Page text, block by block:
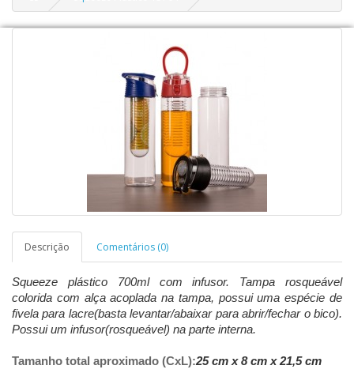
Descrição Comentários (0)
Squeeze plástico 700ml com infusor. Tampa rosqueável
colorida com alça acoplada na tampa, possui uma espécie de
fivela para lacre(basta levantar/abaixar para abrir/fechar o bico).
Possui um infusor(rosqueável) na parte interna.
Tamanho total aproximado (CxL):25 cm x 8 cm x 21,5 cm